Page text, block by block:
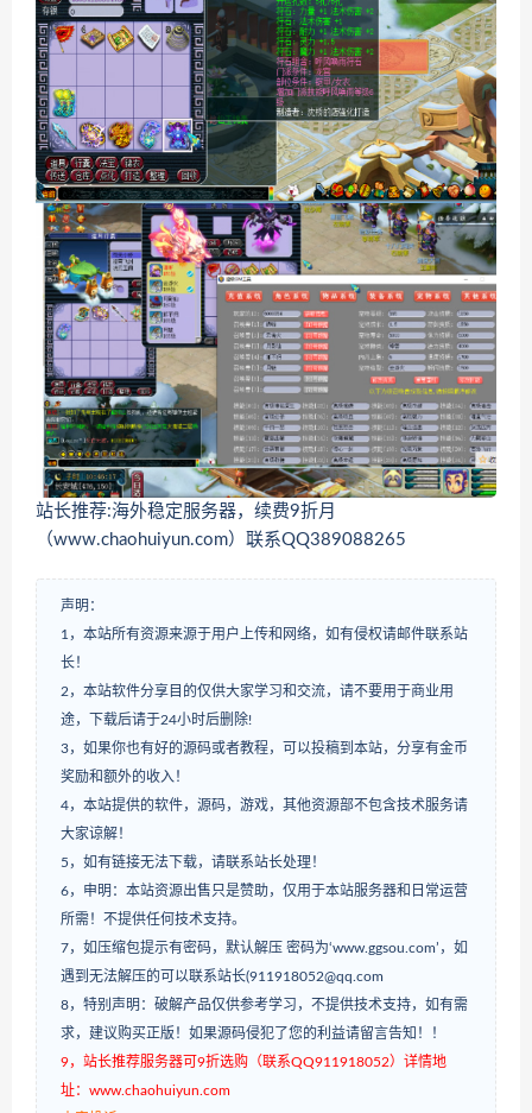
站长推荐:海外稳定服务器，续费9折月
（www.chaohuiyun.com）联系QQ389088265
声明：
1，本站所有资源来源于用户上传和网络，如有侵权请邮件联系站
长！
2，本站软件分享目的仅供大家学习和交流，请不要用于商业用
途，下载后请于24小时后删除!
3，如果你也有好的源码或者教程，可以投稿到本站，分享有金币
奖励和额外的收入！
4，本站提供的软件，源码，游戏，其他资源部不包含技术服务请
大家谅解！
5，如有链接无法下载，请联系站长处理！
6，申明：本站资源出售只是赞助，仅用于本站服务器和日常运营
所需！不提供任何技术支持。
7，如压缩包提示有密码，默认解压 密码为‘www.ggsou.com’，如
遇到无法解压的可以联系站长(911918052@qq.com
8，特别声明：破解产品仅供参考学习，不提供技术支持，如有需
求，建议购买正版！如果源码侵犯了您的利益请留言告知！！
9，站长推荐服务器可9折选购（联系QQ911918052）详情地
址：www.chaohuiyun.com